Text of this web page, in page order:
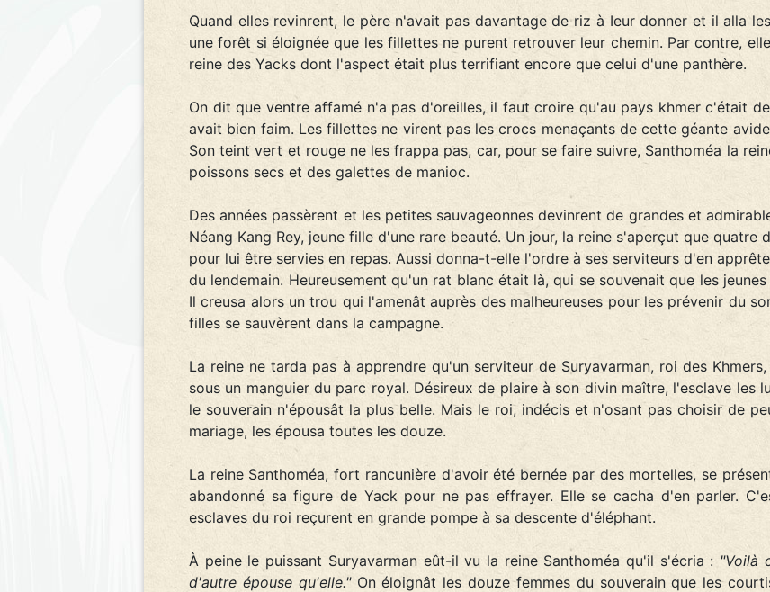
Quand elles revinrent, le père n'avait pas davantage de riz à Ieur donner et il alla
une forêt si éloignée que les fillettes ne purent retrouver leur chemin. Par contre,
reine des Yacks dont l'aspect était plus terrifiant encore que celui d'une panthère.
On dit que ventre affamé n'a pas d'oreilles, il faut croire qu'au pays khmer c'était
avait bien faim. Les fillettes ne virent pas les crocs menaçants de cette géante
Son teint vert et rouge ne les frappa pas, car, pour se faire suivre, Santhoméa la
poissons secs et des galettes de manioc.
Des années passèrent et les petites sauvageonnes devinrent de grandes et
Néang Kang Rey, jeune fille d'une rare beauté. Un jour, la reine s'aperçut que quatre
pour lui être servies en repas. Aussi donna-t-elle l'ordre à ses serviteurs d'en
du lendemain. Heureusement qu'un rat blanc était là, qui se souvenait que les
Il creusa alors un trou qui l'amenât auprès des malheureuses pour les prévenir du
filles se sauvèrent dans la campagne.
La reine ne tarda pas à apprendre qu'un serviteur de Suryavarman, roi des
sous un manguier du parc royal. Désireux de plaire à son divin maître, l'esclave les
le souverain n'épousât la plus belle. Mais le roi, indécis et n'osant pas choisir de
mariage, les épousa toutes les douze.
La reine Santhoméa, fort rancunière d'avoir été bernée par des mortelles, se
abandonné sa figure de Yack pour ne pas effrayer. Elle se cacha d'en parler.
esclaves du roi reçurent en grande pompe à sa descente d'éléphant.
À peine le puissant Suryavarman eût-il vu la reine Santhoméa qu'il s'écria : "Voilà
d'autre épouse qu'elle."On éloignât les douze femmes du souverain que les